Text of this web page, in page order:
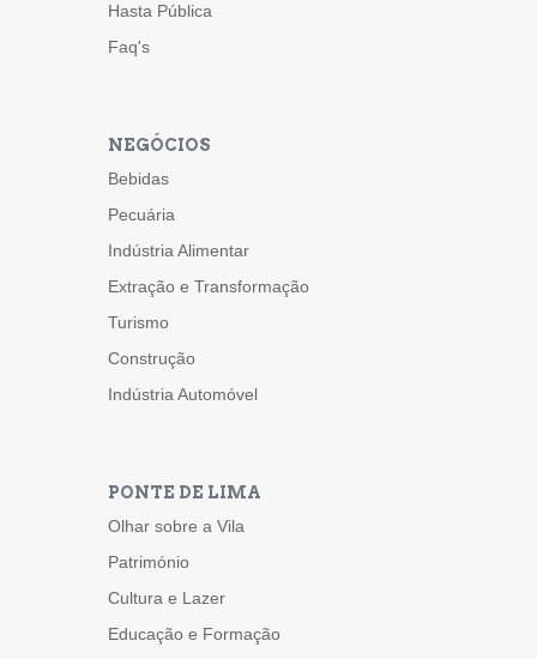
Hasta Pública
Faq's
NEGÓCIOS
Bebidas
Pecuária
Indústria Alimentar
Extração e Transformação
Turismo
Construção
Indústria Automóvel
PONTE DE LIMA
Olhar sobre a Vila
Património
Cultura e Lazer
Educação e Formação